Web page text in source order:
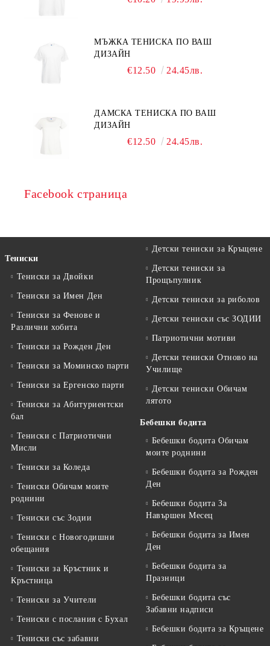
МЪЖКА ТЕНИСКА ПО ВАШ
ДИЗАЙН
€12.50 24.45лв.
ДАМСКА ТЕНИСКА ПО ВАШ
ДИЗАЙН
€12.50 24.45лв.
Facebook страница
Тениски
Тениски за Двойки
Тениски за Имен Ден
Тениски за Фенове и
Различни хобита
Тениски за Рожден Ден
Тениски за Mоминско парти
Тениски за Eргенско парти
Тениски за Aбитуриентски
бал
Тениски с Патриотични
Мисли
Тениски за Коледа
Тениски Обичам моите
роднини
Тениски със Зодии
Тениски с Новогодишни
обещания
Тениски за Кръстник и
Кръстница
Тениски за Учители
Тениски с послания с Бухал
Тениски със забавни
Детски тениски за Кръщене
Детски тениски за
Прощъпулник
Детски тениски за риболов
Детски тениски със ЗОДИИ
Патриотични мотиви
Детски тениски Отново на
Училище
Детски тениски Обичам
лятото
Бебешки бодита
Бебешки бодита Обичам
моите роднини
Бебешки бодита за Рожден
Ден
Бебешки бодита За
Навършен Месец
Бебешки бодита за Имен
Ден
Бебешки бодита за
Празници
Бебешки бодита със
Забавни надписи
Бебешки бодита за Кръщене